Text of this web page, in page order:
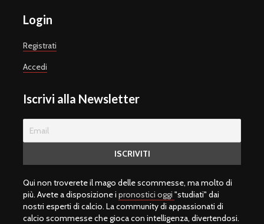
Login
Registrati
Accedi
Iscrivi alla Newsletter
Qui non troverete il mago delle scommesse, ma molto di
più. Avete a disposizione i pronostici oggi "studiati" dai
nostri esperti di calcio. La community di appassionati di
calcio scommesse che gioca con intelligenza, divertendosi.